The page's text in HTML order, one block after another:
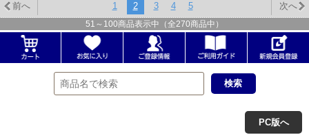
前へ 1 2 3 4 5 次へ
51 ～ 100商品表示中（全270商品中）
PC版へ